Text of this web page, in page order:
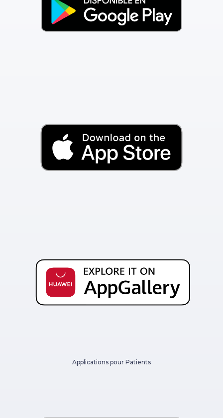
Applications pour Patients